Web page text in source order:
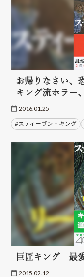
お帰りなさい、
キング流ホラー
2016.01.25
#スティーヴン・キング
巨匠キング 最
2015.02.12